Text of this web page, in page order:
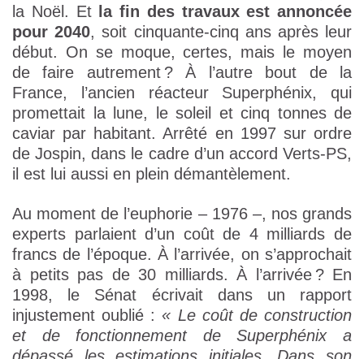
la Noël. Et
la fin des travaux est annoncée
pour 2040, soit cinquante-cinq ans après leur
début. On se moque, certes, mais le moyen
de faire autrement ? À l’autre bout de la
France, l’ancien réacteur Superphénix, qui
promettait la lune, le soleil et cinq tonnes de
caviar par habitant. Arrêté en 1997 sur ordre
de Jospin, dans le cadre d’un accord Verts-PS,
il est lui aussi en plein démantèlement.
Au moment de l’euphorie – 1976 –, nos grands
experts parlaient d’un coût de 4 milliards de
francs de l’époque. À l’arrivée, on s’approchait
à petits pas de 30 milliards. À l’arrivée ? En
1998, le Sénat écrivait dans un rapport
injustement oublié : « Le coût de construction
et de fonctionnement de Superphénix a